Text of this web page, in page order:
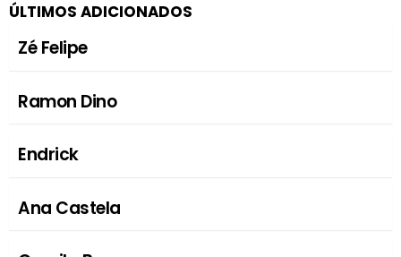
ÚLTIMOS ADICIONADOS
Zé Felipe
Ramon Dino
Endrick
Ana Castela